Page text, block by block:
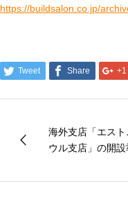
https://buildsalon.co.jp/
Tweet Share +1
海外支店「エス
ウル支店」の開設